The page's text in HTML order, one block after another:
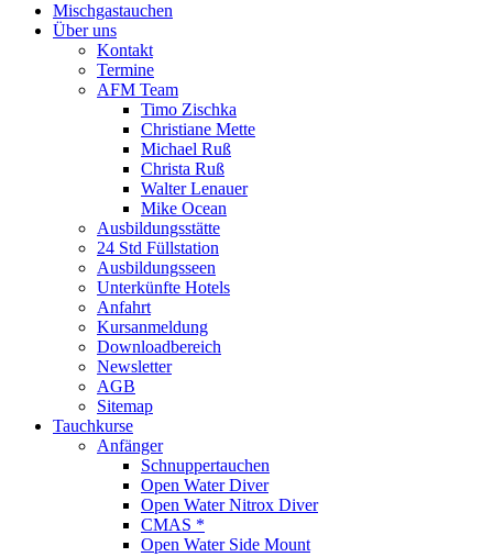
Mischgastauchen
Über uns
Kontakt
Termine
AFM Team
Timo Zischka
Christiane Mette
Michael Ruß
Christa Ruß
Walter Lenauer
Mike Ocean
Ausbildungsstätte
24 Std Füllstation
Ausbildungsseen
Unterkünfte Hotels
Anfahrt
Kursanmeldung
Downloadbereich
Newsletter
AGB
Sitemap
Tauchkurse
Anfänger
Schnuppertauchen
Open Water Diver
Open Water Nitrox Diver
CMAS *
Open Water Side Mount